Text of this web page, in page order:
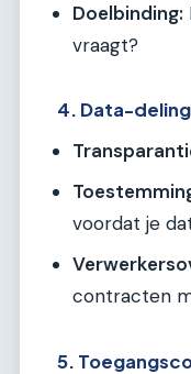
Doelbinding:
vraagt?
4. Data-
voordat je
contracten
5.